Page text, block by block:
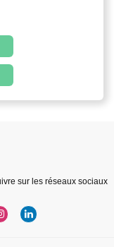
sur les réseaux sociaux